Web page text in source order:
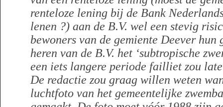
renteloze lening bij de Bank
lenen ?) aan de B.V. wel een stevig
bewoners van de gemiente Deever
heren van de B.V. het ‘subtropische
een iets langere periode failliet zou
De redactie zou graag willen weten
luchtfoto van het gemeentelijke